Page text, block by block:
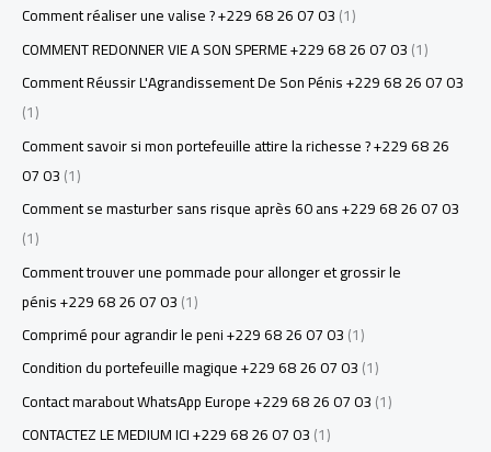
Comment réaliser une valise ? +229 68 26 07 03(1)
COMMENT REDONNER VIE A SON SPERME +229 68 26 07 03(1)
Comment Réussir L'Agrandissement De Son Pénis +229 68 26 07 03
(1)
Comment savoir si mon portefeuille attire la richesse ? +229 68 26
07 03(1)
Comment se masturber sans risque après 60 ans +229 68 26 07 03
(1)
Comment trouver une pommade pour allonger et grossir le
pénis +229 68 26 07 03(1)
Comprimé pour agrandir le peni +229 68 26 07 03(1)
Condition du portefeuille magique +229 68 26 07 03(1)
Contact marabout WhatsApp Europe +229 68 26 07 03(1)
CONTACTEZ LE MEDIUM ICI +229 68 26 07 03(1)